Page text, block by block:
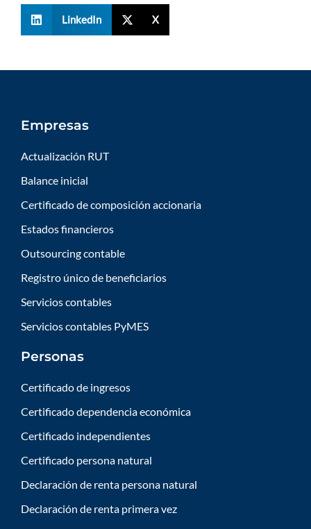
LinkedIn X
Empresas
Actualización RUT
Balance inicial
Certificado de composición accionaria
Estados financieros
Outsourcing contable
Registro único de beneficiarios
Servicios contables
Servicios contables PyMES
Personas
Certificado de ingresos
Certificado dependencia económica
Certificado independientes
Certificado persona natural
Declaración de renta persona natural
Declaración de renta primera vez